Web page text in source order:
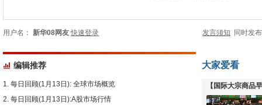
用户名： 新华08网友 快速登录 发言须知 同时发
编辑推荐
每日回顾(1月13日): 全球市场概览
每日回顾(1月13日):A股市场行情
大家爱看
【国际大宗商品
下跌